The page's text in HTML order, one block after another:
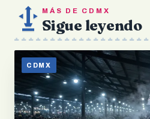
MÁS DE CDMX
Sigue leyendo
CDMX